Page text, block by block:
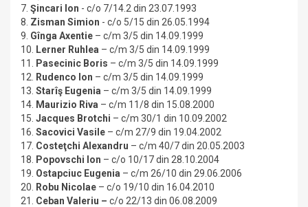
7. Şincari Ion - c/o 7/14.2 din 23.07.1993
8. Zisman Simion - c/o 5/15 din 26.05.1994
9. Gînga Axentie – c/m 3/5 din 14.09.1999
10. Lerner Ruhlea – c/m 3/5 din 14.09.1999
11. Pasecinic Boris – c/m 3/5 din 14.09.1999
12. Rudenco Ion – c/m 3/5 din 14.09.1999
13. Starîş Eugenia – c/m 3/5 din 14.09.1999
14. Maurizio Riva – c/m 11/8 din 15.08.2000
15. Jacques Brotchi – c/m 30/1 din 10.09.2002
16. Sacovici Vasile – c/m 27/9 din 19.04.2002
17. Costeţchi Alexandru – c/m 40/7 din 20.05.2003
18. Popovschi Ion – c/o 10/17 din 28.10.2004
19. Ostapciuc Eugenia – c/m 26/10 din 29.06.2006
20. Robu Nicolae – c/o 19/10 din 16.04.2010
21. Ceban Valeriu – c/o 22/13 din 06.08.2009